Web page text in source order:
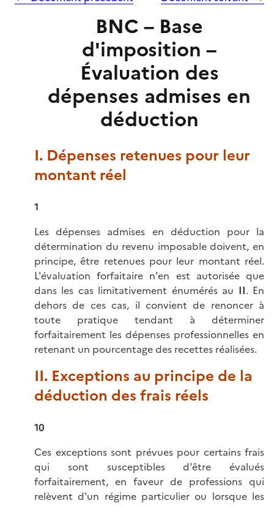
BNC – Base
d'imposition –
Évaluation des
dépenses admises en
déduction
I. Dépenses retenues pour leur
montant réel
1
Les dépenses admises en déduction pour la
détermination du revenu imposable doivent, en
principe, être retenues pour leur montant réel.
L'évaluation forfaitaire n'en est autorisée que
dans les cas limitativement énumérés au II. En
dehors de ces cas, il convient de renoncer à
toute pratique tendant à déterminer
forfaitairement les dépenses professionnelles en
retenant un pourcentage des recettes réalisées.
II. Exceptions au principe de la
déduction des frais réels
10
Ces exceptions sont prévues pour certains frais
qui sont susceptibles d'être évalués
forfaitairement, en faveur de professions qui
relèvent d'un régime particulier ou lorsque les